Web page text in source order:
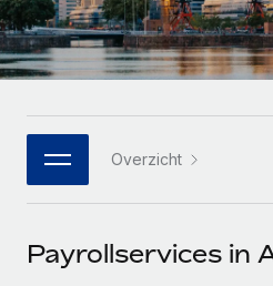
Platform
Ingebouwde essentiële HR-
Integraties
DIENSTEN
Enterprise
Global HR voor grote
WERK MET ONS SAMEN
Strategische
Een partner worden
Ontdek hoe je met ons kunt
HR-woordenlijst
Checklists en templates
Webinars
Newsroom
Italiano
Português (Portugal)
日本語
한국어
Overzicht
Payrollservices in